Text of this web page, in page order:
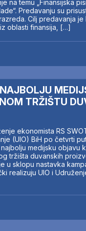
na temu „Finansijska
Predavanju su
Cilj predavanja
oblasti finansija, […]
TRŽIŠTU
ekonomista RS
(UIO) BiH po četvrti
medijsku objavu
tržišta duvanskih
u sklopu nastavka
realizuju UIO i